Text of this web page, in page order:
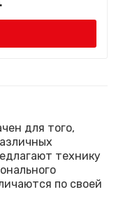
для того,
технику
по своей